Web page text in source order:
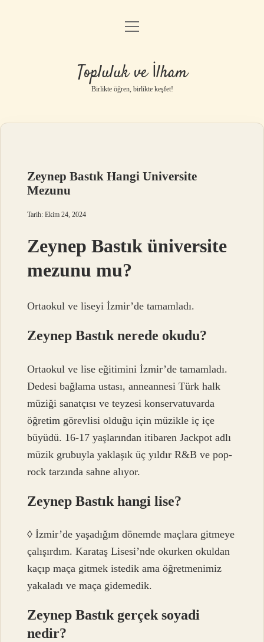
Anasayfa
Gizlilik Politikası
Yasal Uyarı
menüyü
Topluluk ve İlham
Birlikte öğren, birlikte keşfet!
Zeynep Bastık Hangi Universite
Mezunu
Tarih: Ekim 24, 2024
Zeynep Bastık üniversite
mezunu mu?
Ortaokul ve liseyi İzmir’de tamamladı.
Zeynep Bastık nerede okudu?
Ortaokul ve lise eğitimini İzmir’de tamamladı.
Dedesi bağlama ustası, anneannesi Türk halk
müziği sanatçısı ve teyzesi konservatuvarda
öğretim görevlisi olduğu için müzikle iç içe
büyüdü. 16-17 yaşlarından itibaren Jackpot adlı
müzik grubuyla yaklaşık üç yıldır R&B ve pop-
rock tarzında sahne alıyor.
Zeynep Bastık hangi lise?
◊ İzmir’de yaşadığım dönemde maçlara gitmeye
çalışırdım. Karataş Lisesi’nde okurken okuldan
kaçıp maça gitmek istedik ama öğretmenimiz
yakaladı ve maça gidemedik.
Zeynep Bastık gerçek soyadi
nedir?